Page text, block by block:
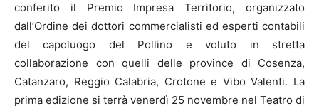
conferito il Premio Impresa Territorio, organizzato
dall’Ordine dei dottori commercialisti ed esperti contabili
del capoluogo del Pollino e voluto in stretta
collaborazione con quelli delle province di Cosenza,
Catanzaro, Reggio Calabria, Crotone e Vibo Valenti. La
prima edizione si terrà venerdì 25 novembre nel Teatro di